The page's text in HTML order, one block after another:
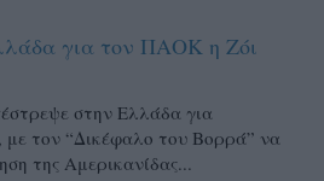
για τον ΠΑΟΚ η Ζόι
στην Ελλάδα για
τον “Δικέφαλο του Βορρά” να
της Αμερικανίδας...